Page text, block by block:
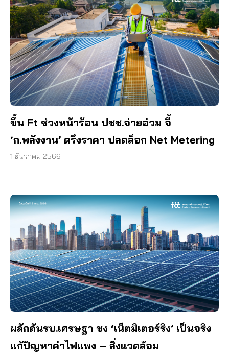
ขึ้น Ft ช่วงหน้าร้อน ปชช.จ่ายอ่วม จี้
‘ก.พลังงาน’ ตรึงราคา ปลดล็อก Net Metering
1 ธันวาคม 2566
ผลักดันรบ.เศรษฐา ชง ‘เน็ตมิเตอร์ริง’ เป็นจริง
แก้ปัญหาค่าไฟแพง – สิ่งแวดล้อม